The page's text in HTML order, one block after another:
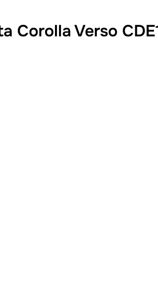
Corolla Verso